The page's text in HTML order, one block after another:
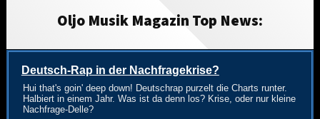
Oljo Musik Magazin Top News:
Deutsch-Rap in der Nachfragekrise?
Hui that's goin' deep down! Deutschrap purzelt die Charts runter.
Halbiert in einem Jahr. Was ist da denn los? Krise, oder nur kleine
Nachfrage-Delle?